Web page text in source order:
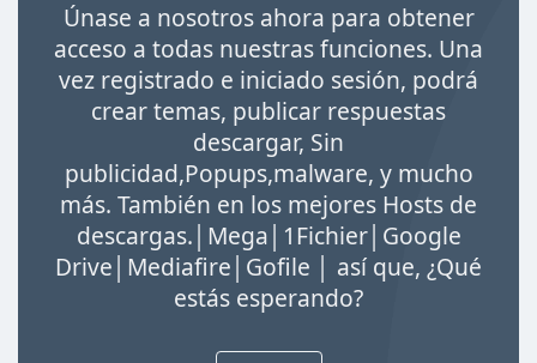
o
Únase a nosotros ahora para obtener
acceso a todas nuestras funciones. Una
vez registrado e iniciado sesión, podrá
crear temas, publicar respuestas
descargar, Sin
publicidad,Popups,malware, y mucho
más. También en los mejores Hosts de
descargas.│Mega│1Fichier│Google
Drive│Mediafire│Gofile │ así que, ¿Qué
estás esperando?